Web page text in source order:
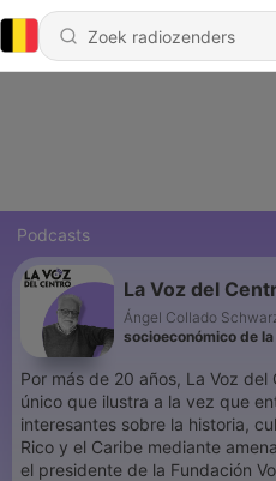
Podcasts
La Voz del
Ángel Collado
socioeconómico de
Por más de 20 años, La Voz
único que ilustra a la vez que
interesantes sobre la historia,
Rico y el Caribe mediante
el presidente de la Fundación